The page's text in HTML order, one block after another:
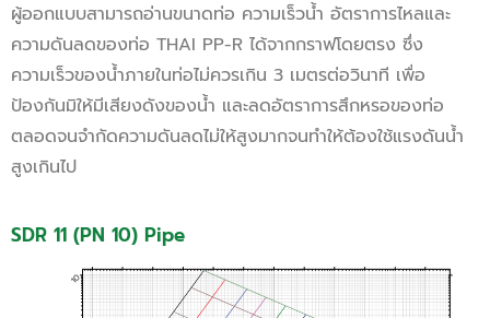
ผู้ออกแบบสามารถอ่านขนาดท่อ ความเร็วน้ำ อัตราการไหลและ
ความดันลดของท่อ THAI PP-R ได้จากกราฟโดยตรง ซึ่ง
ความเร็วของน้ำภายในท่อไม่ควรเกิน 3 เมตรต่อวินาที เพื่อ
ป้องกันมิให้มีเสียงดังของน้ำ และลดอัตราการสึกหรอของท่อ
ตลอดจนจำกัดความดันลดไม่ให้สูงมากจนทำให้ต้องใช้แรงดันน้ำ
สูงเกินไป
SDR 11 (PN 10) Pipe